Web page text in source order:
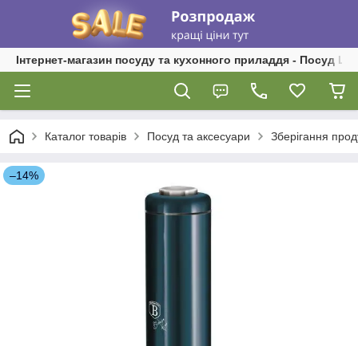
Інтернет-магазин посуду та кухонного приладдя - Посуд
Каталог товарів Посуд та аксесуари Зберігання
–14%